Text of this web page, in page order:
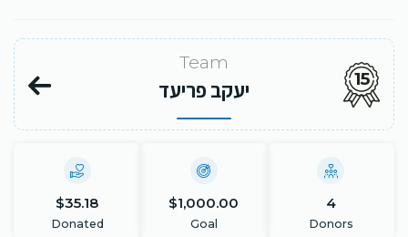
Team
יעקב פריעד 15
$35.18
Donated
$1,000.00
Goal
4
Donors